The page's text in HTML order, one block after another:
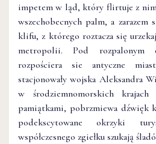
impetem w ląd, który flirtuje z
wszechobecnych palm, a zarazem
klifu, z którego roztacza się
metropolii. Pod rozpalonym
rozpościera sie antyczne
stacjonowały wojska Aleksandra
w środziemnomorskich
pamiątkami, pobrzmiewa dźwięk
podekscytowane okrzyki
współczesnego zgiełku szukają